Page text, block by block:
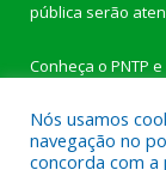
pública serão
Conheça o PNTP e
Nós usamos
navegação no
concorda com a